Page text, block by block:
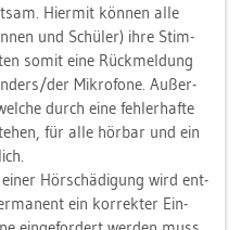
Hier­mit kön­nen alle
und Schü­ler) ihre Stim­
somit eine Rück­mel­dung
der Mi­kro­fo­ne. Au­ßer­
durch eine feh­ler­haf­te
für alle hör­bar und ein
Hör­schä­di­gung wird ent­
ein kor­rek­ter Ein­